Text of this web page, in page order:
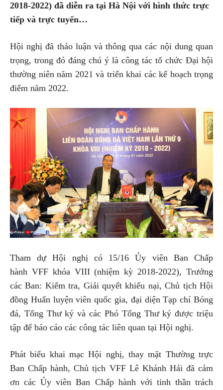
2018-2022) đã diễn ra tại Hà Nội với hình thức trực
tiếp và trực tuyến…
Hội nghị đã thảo luận và thông qua các nội dung quan
trọng, trong đó đáng chú ý là công tác tổ chức Đại hội
thường niên năm 2021 và triển khai các kế hoạch trọng
điểm năm 2022.
Tham dự Hội nghị có 15/16 Ủy viên Ban Chấp
hành VFF khóa VIII (nhiệm kỳ 2018-2022), Trưởng
các Ban: Kiểm tra, Giải quyết khiếu nại, Chủ tịch Hội
đồng Huấn luyện viên quốc gia, đại diện Tạp chí Bóng
đá, Tổng Thư ký và các Phó Tổng Thư ký được triệu
tập để báo cáo các công tác liên quan tại Hội nghị.
Phát biểu khai mạc Hội nghị, thay mặt Thường trực
Ban Chấp hành, Chủ tịch VFF Lê Khánh Hải đã cảm
ơn các Ủy viên Ban Chấp hành với tinh thần trách